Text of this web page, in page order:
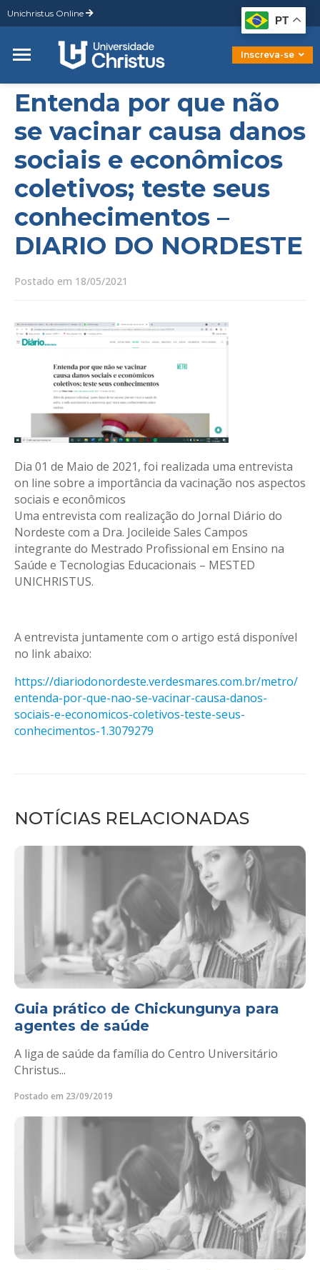
Unichristus Online
Inscreva-se
Graduação
Pós-Graduação
Mestrado
Doutorado
Entenda por que não
se vacinar causa danos
sociais e econômicos
coletivos; teste seus
conhecimentos –
DIARIO DO NORDESTE
Postado em 18/05/2021
Dia 01 de Maio de 2021, foi realizada uma entrevista
on line sobre a importância da vacinação nos aspectos
sociais e econômicos
Uma entrevista com realização do Jornal Diário do
Nordeste com a Dra. Jocileide Sales Campos
integrante do Mestrado Profissional em Ensino na
Saúde e Tecnologias Educacionais – MESTED
UNICHRISTUS.
A entrevista juntamente com o artigo está disponível
no link abaixo:
https://diariodonordeste.verdesmares.com.br/metro/
entenda-por-que-nao-se-vacinar-causa-danos-
sociais-e-economicos-coletivos-teste-seus-
conhecimentos-1.3079279
NOTÍCIAS RELACIONADAS
Guia prático de Chickungunya para
agentes de saúde
A liga de saúde da família do Centro Universitário
Christus...
Postado em 23/09/2019
PT